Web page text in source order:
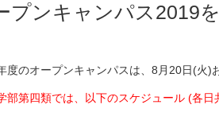
プンキャンパス2019
度のオープンキャンパスは、8月20日(火)
部第四類では、以下のスケジュール (各日